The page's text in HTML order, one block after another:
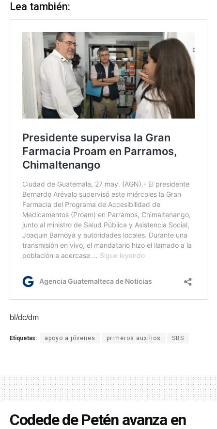
Lea también:
bl/dc/dm
Etiquetas: apoyo a jóvenes primeros auxilios SBS
Codede de Petén avanza en